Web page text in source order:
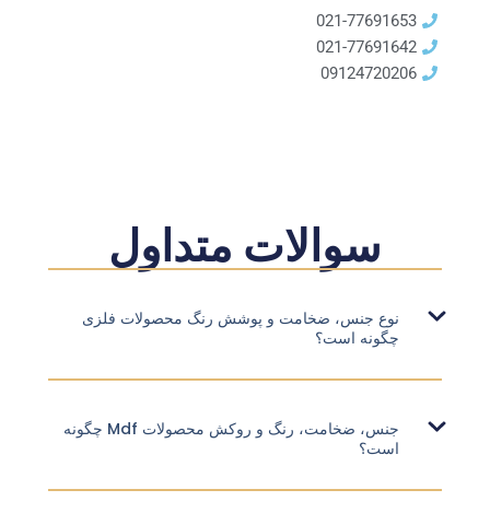
021-77691653
021-77691642
09124720206
سوالات متداول
نوع جنس، ضخامت و پوشش رنگ محصولات فلزی
چگونه است؟
جنس، ضخامت، رنگ و روکش محصولات Mdf چگونه
است؟